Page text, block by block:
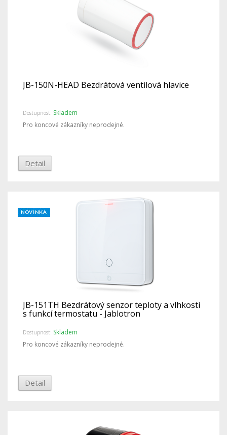
JB-150N-HEAD Bezdrátová ventilová hlavice
Dostupnost: Skladem
Pro koncové zákazníky neprodejné.
Detail
JB-151TH Bezdrátový senzor teploty a vlhkosti
s funkcí termostatu - Jablotron
Dostupnost: Skladem
Pro koncové zákazníky neprodejné.
Detail